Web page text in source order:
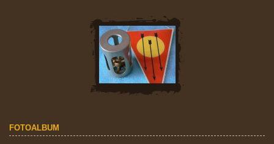
FOTOALBUM